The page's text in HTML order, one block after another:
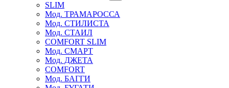
SLIM
Мод. ТРАМАРОССА
Мод. СТИЛИСТА
Мод. СТАИЛ
COMFORT SLIM
Мод. СМАРТ
Мод. ДЖЕТА
COMFORT
Мод. БАГГИ